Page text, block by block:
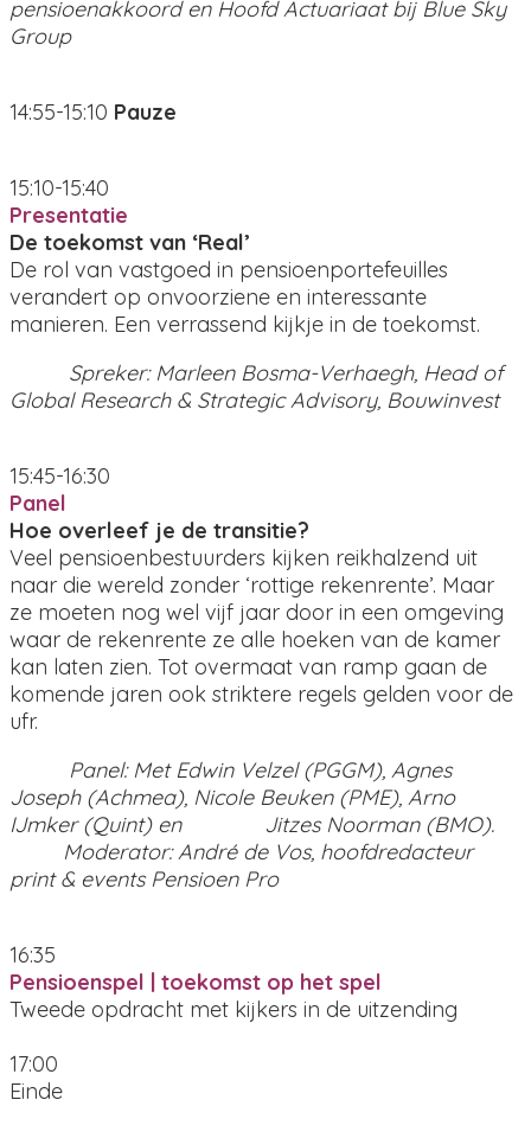
pensioenakkoord en Hoofd Actuariaat bij Blue Sky
Group
14:55-15:10 Pauze
15:10-15:40
Presentatie
De toekomst van ‘Real’
De rol van vastgoed in pensioenportefeuilles
verandert op onvoorziene en interessante
manieren. Een verrassend kijkje in de toekomst.
Spreker: Marleen Bosma-Verhaegh, Head of
Global Research & Strategic Advisory, Bouwinvest
15:45-16:30
Panel
Hoe overleef je de transitie?
Veel pensioenbestuurders kijken reikhalzend uit
naar die wereld zonder ‘rottige rekenrente’. Maar
ze moeten nog wel vijf jaar door in een omgeving
waar de rekenrente ze alle hoeken van de kamer
kan laten zien. Tot overmaat van ramp gaan de
komende jaren ook striktere regels gelden voor de
ufr.
Panel: Met Edwin Velzel (PGGM), Agnes
Joseph (Achmea), Nicole Beuken (PME), Arno
IJmker (Quint) en Jitzes Noorman (BMO).
Moderator: André de Vos, hoofdredacteur
print & events Pensioen Pro
16:35
Pensioenspel | toekomst op het spel
Tweede opdracht met kijkers in de uitzending
17:00
Einde